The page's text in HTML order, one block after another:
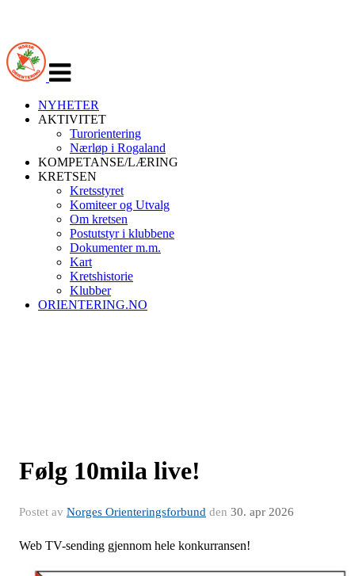
navigasjon
NYHETER
AKTIVITET
Turorientering
Nærløp i Rogaland
KOMPETANSE/LÆRING
KRETSEN
Kretsstyret
Komiteer og Utvalg
Om kretsen
Postutstyr i klubbene
Dokumenter m.m.
Kart
Kretshistorie
Klubber
ORIENTERING.NO
Følg 10mila live!
Postet av Norges Orienteringsforbund den 30. apr 2026
Web TV-sending gjennom hele konkurransen!